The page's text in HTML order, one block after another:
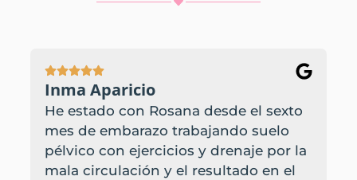
Inma Aparicio
He estado con Rosana desde el sexto
mes de embarazo trabajando suelo
pélvico con ejercicios y drenaje por la
mala circulación y el resultado en el